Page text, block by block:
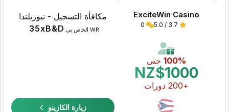
ExciteWin Casino
3.7 / 5.0
0
100%حتى
NZ$1000
+200 دورات
مكافأة التسجيل - نيوزيلندا
WR الخاص بي: 35xB&D
زيارة الكازينو